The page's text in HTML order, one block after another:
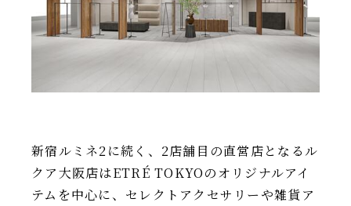
Foreign Investor
採用情報
新宿ルミネ2に続く、2店舗目の直営店となるル
クア大阪店はETRÉ TOKYOのオリジナルアイ
テムを中心に、セレクトアクセサリーや雑貨ア